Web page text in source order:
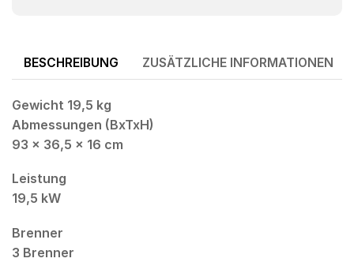
BESCHREIBUNG ZUSÄTZLICHE INFORMATIONEN
Gewicht 19,5 kg
Abmessungen (BxTxH)
93 x 36,5 x 16 cm
Leistung
19,5 kW
Brenner
3 Brenner